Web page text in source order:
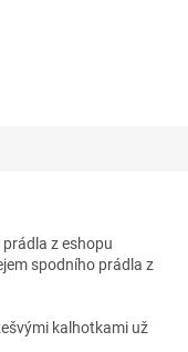
z eshopu
spodního prádla z
kalhotkami už